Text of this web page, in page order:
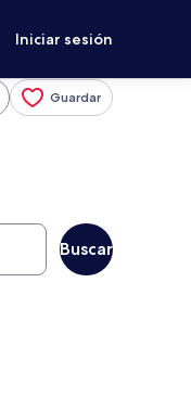
Iniciar sesión
Guardar
Buscar